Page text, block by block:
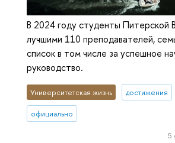
В 2024 году студенты Питерской
лучшими 110 преподавателей,
список в том числе за успешное
руководство.
Университетская жизнь достижения
официально
5